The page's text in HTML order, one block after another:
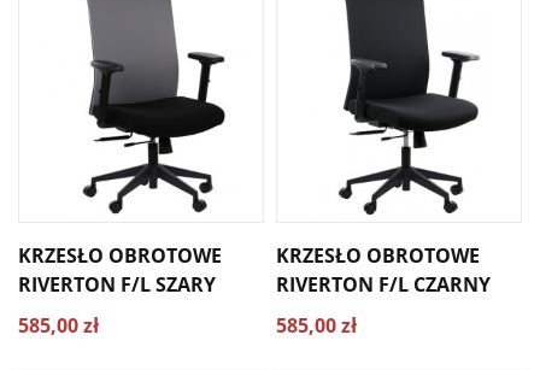
KRZESŁO OBROTOWE
RIVERTON F/L SZARY
585,00 zł
KRZESŁO OBROTOWE
RIVERTON F/L CZARNY
585,00 zł